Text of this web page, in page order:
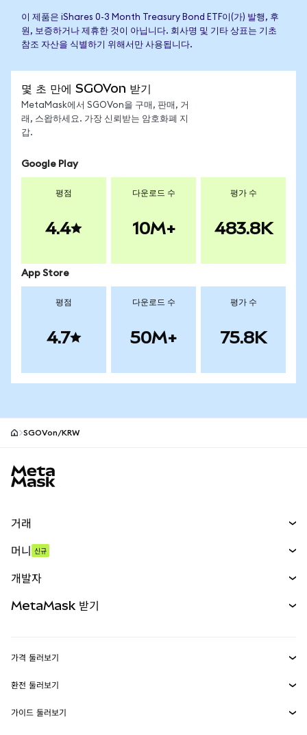
이 제품은 iShares 0-3 Month Treasury Bond ETF이(가) 발행, 후
원, 보증하거나 제휴한 것이 아닙니다. 회사명 및 기타 상표는 기초
참조 자산을 식별하기 위해서만 사용됩니다.
몇 초 만에 SGOVon 받기
MetaMask에서 SGOVon을 구매, 판매, 거
래, 스왑하세요. 가장 신뢰받는 암호화폐 지
갑.
Google Play
평점
4.4
다운로드 수
10M+
평가 수
483.8K
App Store
평점
4.7
다운로드 수
50M+
평가 수
75.8K
SGOVon/KRW
거래
무기한 선물
실물자산
머니 신규
개발자
MetaMask Connect
Snaps
MetaMask 받기
보안
가격 둘러보기
이더리움 가격
솔라나 가격
환전 둘러보기
ETH를 USD로 환전
가이드 둘러보기